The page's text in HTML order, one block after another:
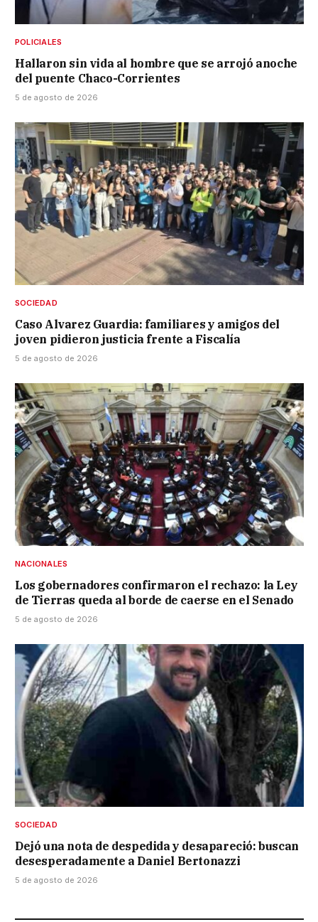
POLICIALES
Hallaron sin vida al hombre que se arrojó anoche
del puente Chaco-Corrientes
5 de agosto de 2026
SOCIEDAD
Caso Alvarez Guardia: familiares y amigos del
joven pidieron justicia frente a Fiscalía
5 de agosto de 2026
NACIONALES
Los gobernadores confirmaron el rechazo: la Ley
de Tierras queda al borde de caerse en el Senado
5 de agosto de 2026
SOCIEDAD
Dejó una nota de despedida y desapareció: buscan
desesperadamente a Daniel Bertonazzi
5 de agosto de 2026